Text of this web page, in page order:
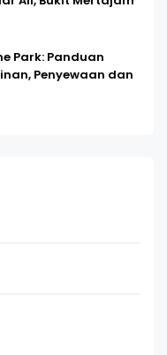
Park: Panduan
Penyewaan dan